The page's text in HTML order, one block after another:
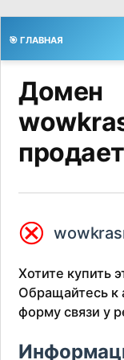
🎯 ГЛАВНАЯ
Домен
⮿
Хотите купить
Обращайтесь к
форму связи у